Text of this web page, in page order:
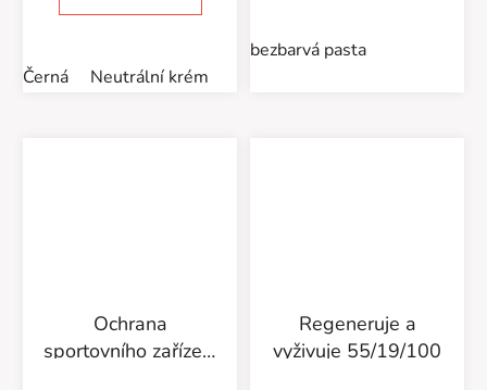
Černá Neutrální krém
bezbarvá pasta
Ochrana
sportovního zařízení
Regeneruje a
vyživuje 55/19/100